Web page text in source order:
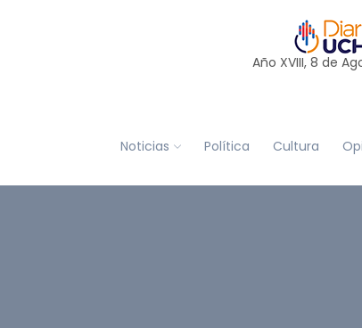
Año XVIII, 8 de
Noticias Política Cultura